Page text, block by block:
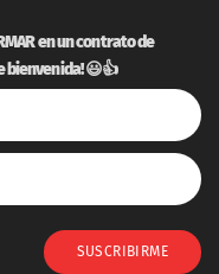
en un contrato de
bienvenida! 😃👍
SUSCRIBIRME